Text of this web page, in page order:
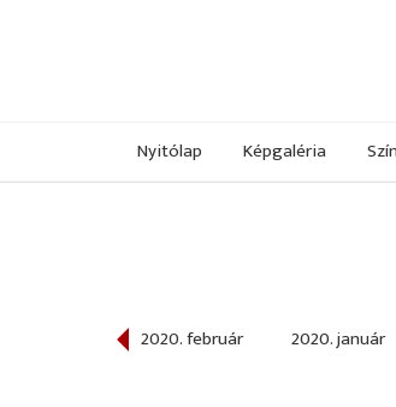
Nyitólap Képgaléria
2020. február 2020. január